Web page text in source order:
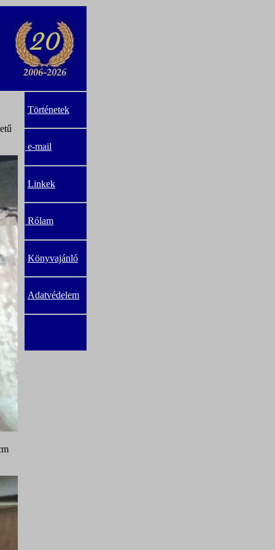
Történetek
e-mail
Linkek
Rólam
Könyvajánló
Adatvédelem